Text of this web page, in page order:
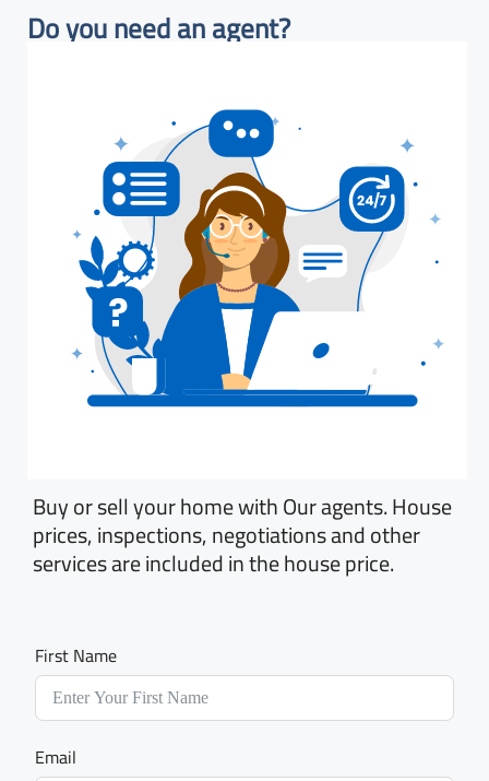
Do you need an agent?​
Buy or sell your home with Our agents. House
prices, inspections, negotiations and other
services are included in the house price.
First Name
Email